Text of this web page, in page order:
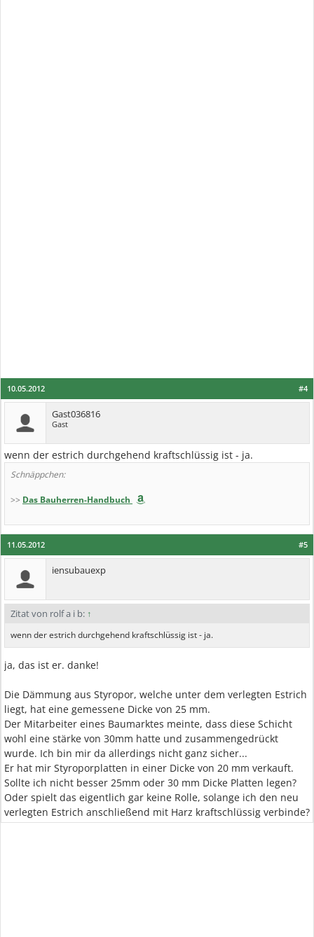
#4
10.05.2012
Gast036816
Gast
wenn der estrich durchgehend kraftschlüssig ist - ja.
Schnäppchen:
>> Das Bauherren-Handbuch
#5
11.05.2012
iensubauexp
Zitat von rolf a i b: ↑
wenn der estrich durchgehend kraftschlüssig ist - ja.
ja, das ist er. danke!
Die Dämmung aus Styropor, welche unter dem verlegten Estrich
liegt, hat eine gemessene Dicke von 25 mm.
Der Mitarbeiter eines Baumarktes meinte, dass diese Schicht
wohl eine stärke von 30mm hatte und zusammengedrückt
wurde. Ich bin mir da allerdings nicht ganz sicher...
Er hat mir Styroporplatten in einer Dicke von 20 mm verkauft.
Sollte ich nicht besser 25mm oder 30 mm Dicke Platten legen?
Oder spielt das eigentlich gar keine Rolle, solange ich den neu
verlegten Estrich anschließend mit Harz kraftschlüssig verbinde?